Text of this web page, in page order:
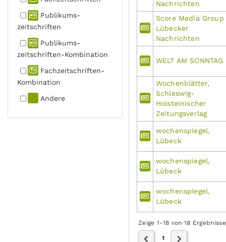
Publikums­
zeitschriften
Publikums­
zeitschriften-Kombination
Fachzeit­schriften-
Kombination
Andere
Nachrichten
Score Media Group
Lübecker
Nachrichten
WELT AM SONNTAG
Wochenblätter,
Schleswig-
Holsteinischer
Zeitungsverlag
wochenspiegel,
Lübeck
wochenspiegel,
Lübeck
wochenspiegel,
Lübeck
Zeige 1-18 von 18
1